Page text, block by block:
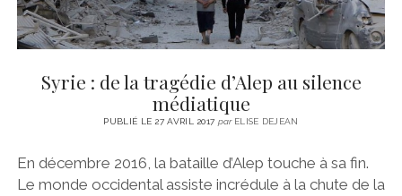
Syrie : de la tragédie d’Alep au silence
médiatique
PUBLIÉ LE 27 AVRIL 2017 parELISE DEJEAN
En décembre 2016, la bataille d’Alep touche à sa fin.
Le monde occidental assiste incrédule à la chute de la